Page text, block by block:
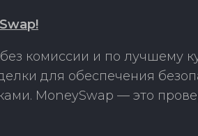
комиссии и по лучшему
для обеспечения
MoneySwap — это